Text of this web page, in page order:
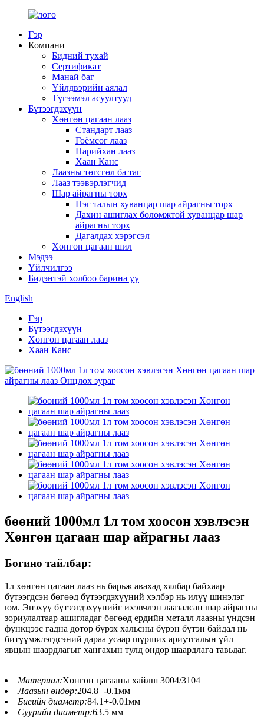
Гэр
Компани
Бидний тухай
Сертификат
Манай баг
Үйлдвэрийн аялал
Түгээмэл асуултууд
Бүтээгдэхүүн
Хөнгөн цагаан лааз
Стандарт лааз
Гоёмсог лааз
Нарийхан лааз
Хаан Канс
Лаазны төгсгөл ба таг
Лааз тээвэрлэгчид
Шар айрагны торх
Нэг талын хуванцар шар айрагны торх
Дахин ашиглах боломжтой хуванцар шар
айрагны торх
Дагалдах хэрэгсэл
Хөнгөн цагаан шил
Мэдээ
Үйлчилгээ
Бидэнтэй холбоо барина уу
English
Гэр
Бүтээгдэхүүн
Хөнгөн цагаан лааз
Хаан Канс
бөөний 1000мл 1л том хоосон хэвлэсэн
Хөнгөн цагаан шар айрагны лааз
Богино тайлбар:
1л хөнгөн цагаан лааз нь барьж авахад хялбар байхаар
бүтээгдсэн бөгөөд бүтээгдэхүүний хэлбэр нь илүү шинэлэг
юм. Энэхүү бүтээгдэхүүнийг ихэвчлэн лаазалсан шар айрагны
зориулалтаар ашигладаг бөгөөд ердийн металл лаазны үндсэн
функцээс гадна дотор бүрэх хальсны бүрэн бүтэн байдал нь
битүүмжлэгдсэний дараа усаар шүрших ариутгалын үйл
явцын шаардлагыг хангахын тулд өндөр шаардлага тавьдаг.
Материал:Хөнгөн цагааны хайлш 3004/3104
Лаазын өндөр:204.8+-0.1мм
Биеийн диаметр:84.1+-0.01мм
Суурийн диаметр:63.5 мм